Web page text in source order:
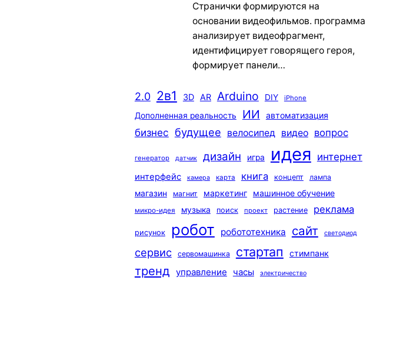
Странички формируются на
основании видеофильмов. программа
анализирует видеофрагмент,
идентифицирует говорящего героя,
формирует панели…
2.0 2в1 3D AR Arduino DIY iPhone
Дополненная реальность ИИ автоматизация
бизнес будущее велосипед видео вопрос
генератор датчик дизайн игра идея интернет
интерфейс камера карта книга концепт лампа
магазин магнит маркетинг машинное обучение
микро-идея музыка поиск проект растение реклама
рисунок робот робототехника сайт светодиод
сервис сервомашинка стартап стимпанк
тренд управление часы электричество